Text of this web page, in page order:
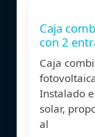
Caja
con 2
Caja
Instalado
solar,
al